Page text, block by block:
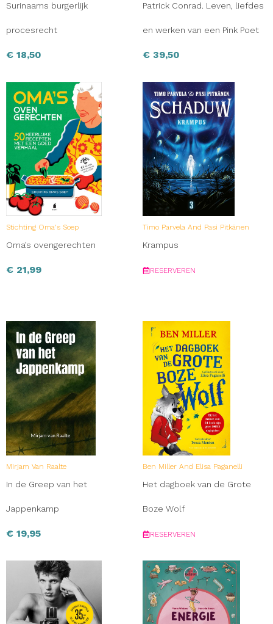
Surinaams burgerlijk
procesrecht
€ 18,50
Patrick Conrad. Leven, liefdes
en werken van een Pink Poet
€ 39,50
Stichting Oma's Soep
Oma’s ovengerechten
€ 21,99
Timo Parvela And Pasi Pitkänen
Krampus
RESERVEREN
Mirjam Van Raalte
In de Greep van het
Jappenkamp
€ 19,95
Ben Miller And Elisa Paganelli
Het dagboek van de Grote
Boze Wolf
RESERVEREN